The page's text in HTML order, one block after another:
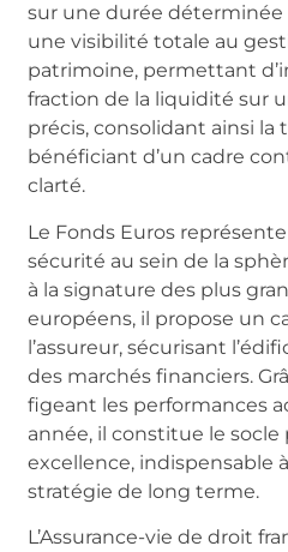
sur une durée déterminée
une visibilité totale au
patrimoine, permettant
fraction de la liquidité sur
précis, consolidant ainsi la
bénéficiant d’un cadre
clarté.
Le Fonds Euros
sécurité au sein de la
à la signature des plus
européens, il propose un
l’assureur, sécurisant
des marchés financiers.
figeant les performances
année, il constitue le
excellence, indispensable
stratégie de long terme.
L’Assurance-vie de droit